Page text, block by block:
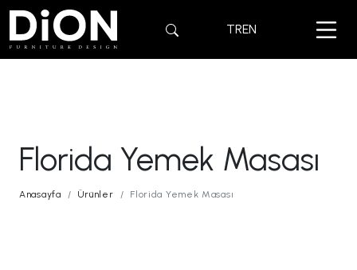
TREN
Florida Yemek Masası
Anasayfa Ürünler Florida Yemek Masası